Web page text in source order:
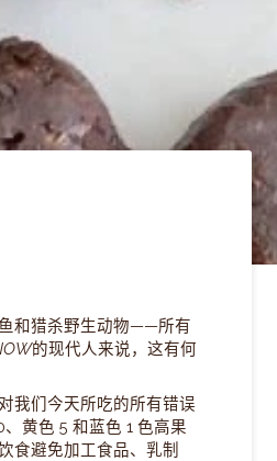
和猎杀野生动物——所有
的现代人来说，这有何
我们今天所吃的所有错误
黄色 5 和蓝色 1 色高果
食避免加工食品、乳制